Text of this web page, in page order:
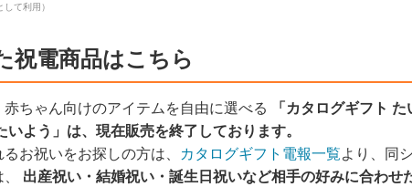
て利用）
祝電商品はこちら
ちゃん向けのアイテムを自由に選べる 「カタログギフト た
よう」は、現在販売を終了しております。
お祝いをお探しの方は、
カタログギフト電報一覧より、同
出産祝い・結婚祝い・誕生日祝いなど相手の好みに合わせ